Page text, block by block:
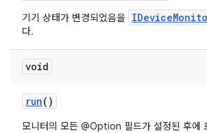
기기 상태가 변경되었음을
다.
void
run()
모니터의 모든 @Option 필드가 설정된 후에